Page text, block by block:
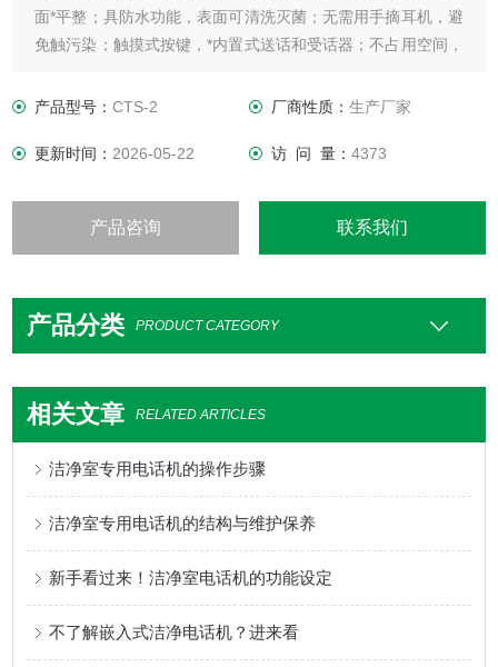
面*平整；具防水功能，表面可清洗灭菌；无需用手摘耳机，避
免触污染；触摸式按键，*内置式送话和受话器；不占用空间，
产品型号：CTS-2 厂商性质： 生产厂家
更新时间：2026-05-22 访 问 量： 4373
产品咨询 联系我们
产品分类 PRODUCT CATEGORY
相关文章 RELATED ARTICLES
洁净室专用电话机的操作步骤
洁净室专用电话机的结构与维护保养
新手看过来！洁净室电话机的功能设定
不了解嵌入式洁净电话机？进来看